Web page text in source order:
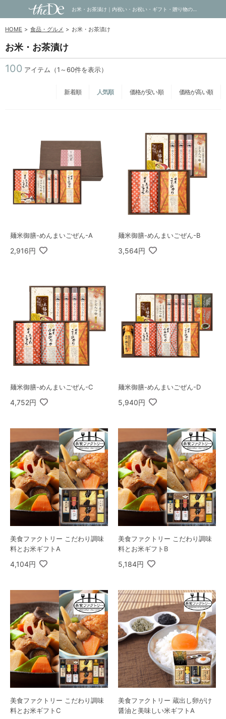
お米・お茶漬け｜内祝い・お祝い・ギフト・贈り物の通販サイトtheDe(ザディー)
HOME 食品・グルメ お米・お茶漬け
お米・お茶漬け
100 アイテム（1～60件を表示）
新着順 人気順 価格が安い順 価格が高い順
麺米御膳-めんまいごぜん-A
2,916円
麺米御膳-めんまいごぜん-B
3,564円
麺米御膳-めんまいごぜん-C
4,752円
麺米御膳-めんまいごぜん-D
5,940円
美食ファクトリー こだわり調味
料とお米ギフトA
4,104円
美食ファクトリー こだわり調味
料とお米ギフトB
5,184円
美食ファクトリー こだわり調味
料とお米ギフトC
美食ファクトリー 蔵出し卵がけ
醤油と美味しい米ギフトA